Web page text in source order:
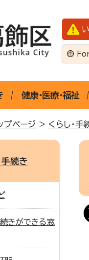
健康・医療・福祉
プページ > くらし・手
手続き
きができる窓